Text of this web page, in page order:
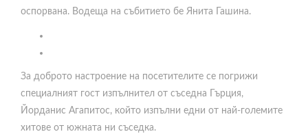
оспорвана. Водеща на събитието бе Янита Гашина.
За доброто настроение на посетителите се погрижи
специалният гост изпълнител от съседна Гърция,
Йорданис Агапитос, който изпълни едни от най-големите
хитове от южната ни съседка.